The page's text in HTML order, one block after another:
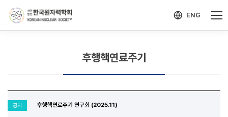
ENG
후행핵연료주기
공지 후행핵연료주기 연구회 (2025.11)